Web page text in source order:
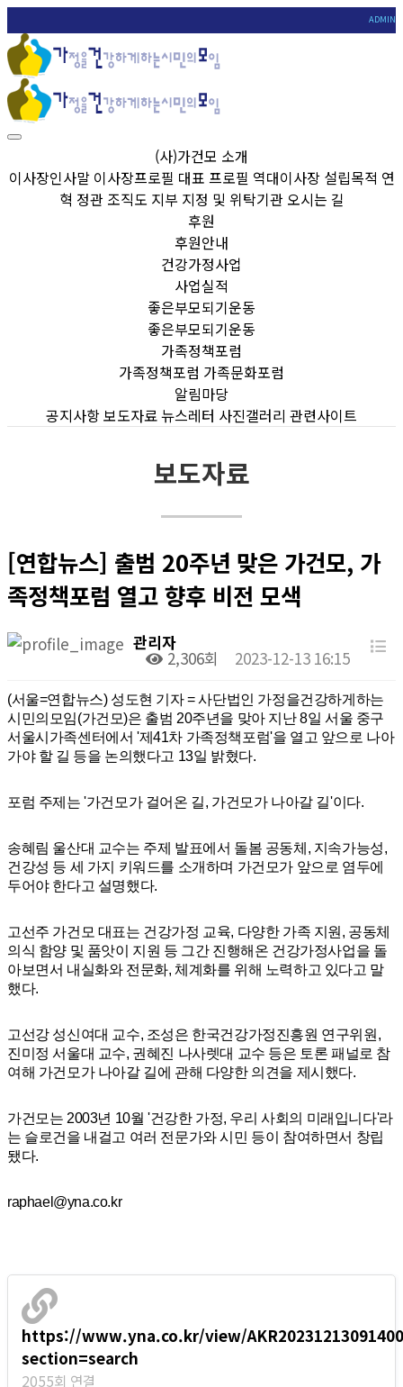
ADMIN
(사)가건모 소개
이사장인사말 이사장프로필 대표 프로필 역대이사장 설립목적 연
혁 정관 조직도 지부 지정 및 위탁기관 오시는 길
후원
후원안내
건강가정사업
사업실적
좋은부모되기운동
좋은부모되기운동
가족정책포럼
가족정책포럼 가족문화포럼
알림마당
공지사항보도자료뉴스레터 사진갤러리 관련사이트
보도자료
[연합뉴스] 출범 20주년 맞은 가건모, 가
족정책포럼 열고 향후 비전 모색
관리자
2,306회 2023-12-13 16:15
(서울=연합뉴스) 성도현 기자 = 사단법인 가정을건강하게하는
시민의모임(가건모)은 출범 20주년을 맞아 지난 8일 서울 중구
서울시가족센터에서 '제41차 가족정책포럼'을 열고 앞으로 나아
가야 할 길 등을 논의했다고 13일 밝혔다.
포럼 주제는 '가건모가 걸어온 길, 가건모가 나아갈 길'이다.
송혜림 울산대 교수는 주제 발표에서 돌봄 공동체, 지속가능성,
건강성 등 세 가지 키워드를 소개하며 가건모가 앞으로 염두에
두어야 한다고 설명했다.
고선주 가건모 대표는 건강가정 교육, 다양한 가족 지원, 공동체
의식 함양 및 품앗이 지원 등 그간 진행해온 건강가정사업을 돌
아보면서 내실화와 전문화, 체계화를 위해 노력하고 있다고 말
했다.
고선강 성신여대 교수, 조성은 한국건강가정진흥원 연구위원,
진미정 서울대 교수, 권혜진 나사렛대 교수 등은 토론 패널로 참
여해 가건모가 나아갈 길에 관해 다양한 의견을 제시했다.
가건모는 2003년 10월 '건강한 가정, 우리 사회의 미래입니다'라
는 슬로건을 내걸고 여러 전문가와 시민 등이 참여하면서 창립
됐다.
raphael@yna.co.kr
https://www.yna.co.kr/view/
section=search
2055회 연결